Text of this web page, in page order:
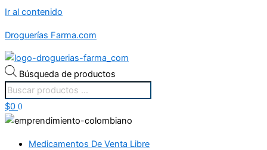
Ir al contenido
Droguerías Farma.com
Búsqueda de productos
$0 0
Medicamentos De Venta Libre